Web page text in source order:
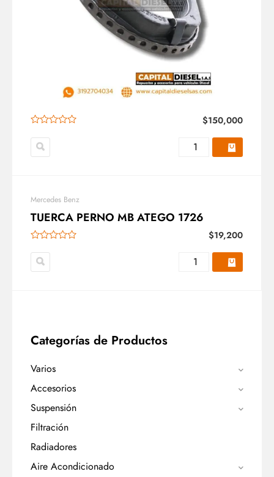
$150,000
Mercedes Benz
TUERCA PERNO MB ATEGO 1726
$19,200
Categorías de Productos
Varios
Accesorios
Suspensión
Filtración
Radiadores
Aire Acondicionado